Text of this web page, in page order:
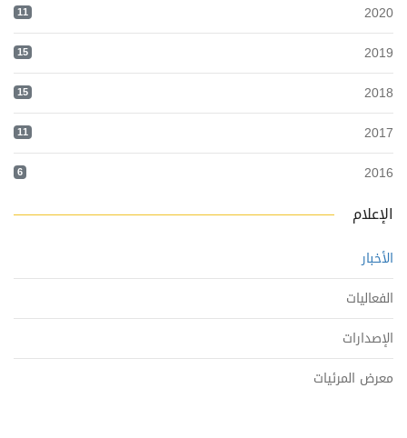
2020
11
2019
15
2018
15
2017
11
2016
6
الإعلام
الأخبار
الفعاليات
الإصدارات
معرض المرئيات